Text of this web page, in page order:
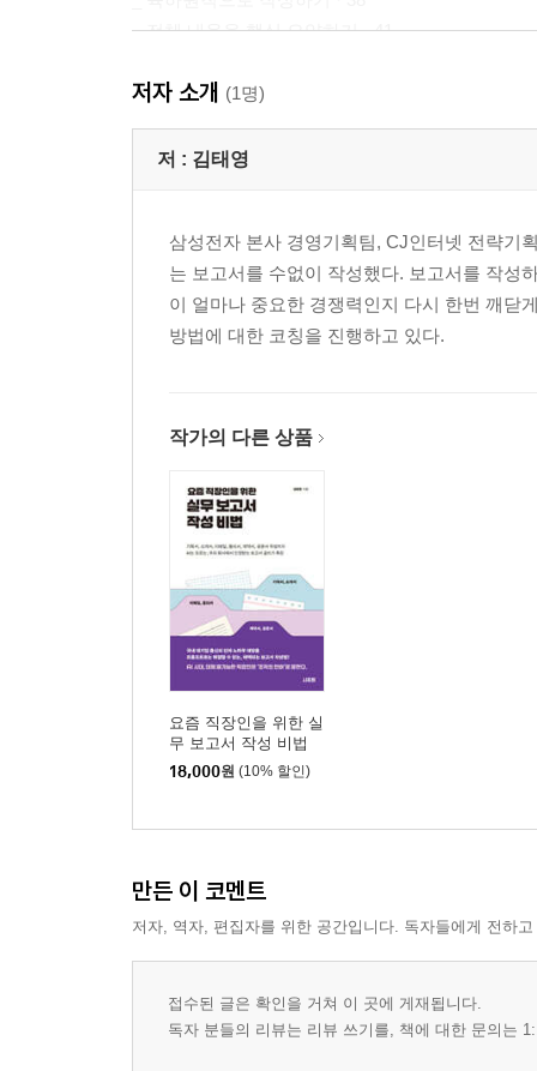
_ 전체 내용을 핵심 요약하기 · 41
[CHAPTER 02] 강하게 집중시키는 법 · 48
_ 강한 첫인상으로 시작하기 · 50
_ 의미 있는 데이터를 제시하기 · 59
_ 보고서의 고객은 누구인가 · 62
_ 보고 전에 반드시 복기하기 · 65
_ 업의 본질을 파악하기 · 68
_ 초반에 집중해서 진도 나가기 · 77
[CHAPTER 03]효율적으로 작성하는 법 · 80
_ 보고서 양식과 폰트를 확보하기 · 82
_ 업무 속도를 위해 템플릿 확보하기 · 87
_ 업무 효율을 위한 생성형 AI 활용하기 · 89
_ 리더의 보고서 스타일을 따라하기 · 92
_ 과거 자료를 확보하고 파악하기 · 95
_ 외부 보고서를 벤치마킹하기 · 98
_ 외부 자료는 출처를 명시하기 · 100
_ 전문 용어를 빠르게 이해하기 · 103
_ 페이지 번호는 자동으로 작성하기 · 106
_ 글꼴 크기는 12 이상으로 작성하기 · 114
_ 글꼴 강조를 위한 색깔 사용하기 · 116
_ 다양한 글꼴을 활용하여 강조하기 · 118
_ 자동 서식 기능으로 작성하지 않기 · 122
_ 글머리에 번호를 사용하지 않기 · 124
저자 소개 (1명)
저 : 김태영
삼성전자 본사 경영기획팀, CJ인터넷 전략기
는 보고서를 수없이 작성했다. 보고서를 작성
이 얼마나 중요한 경쟁력인지 다시 한번 깨닫
방법에 대한 코칭을 진행하고 있다.
작가의 다른 상품
요즘 직장인을 위한 실
무 보고서 작성 비법
18,000원 (10% 할인)
만든 이 코멘트
저자, 역자, 편집자를 위한 공간입니다. 독자들에게 전하
접수된 글은 확인을 거쳐 이 곳에 게재됩니다.
독자 분들의 리뷰는 리뷰 쓰기를, 책에 대한 문의는